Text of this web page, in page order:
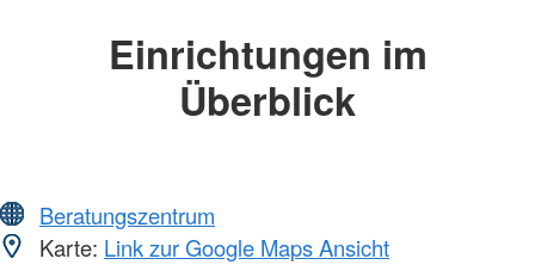
Einrichtungen im
Überblick
Beratungszentrum
Karte: Link zur Google Maps Ansicht